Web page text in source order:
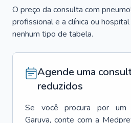
O preço da consulta com
profissional e a clínica ou
nenhum tipo de tabela.
Agende uma
reduzidos
Se você procura por um
Garuva, conte com a